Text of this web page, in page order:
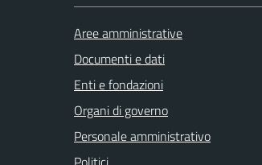
Aree amministrative
Documenti e dati
Enti e fondazioni
Organi di governo
Personale amministrativo